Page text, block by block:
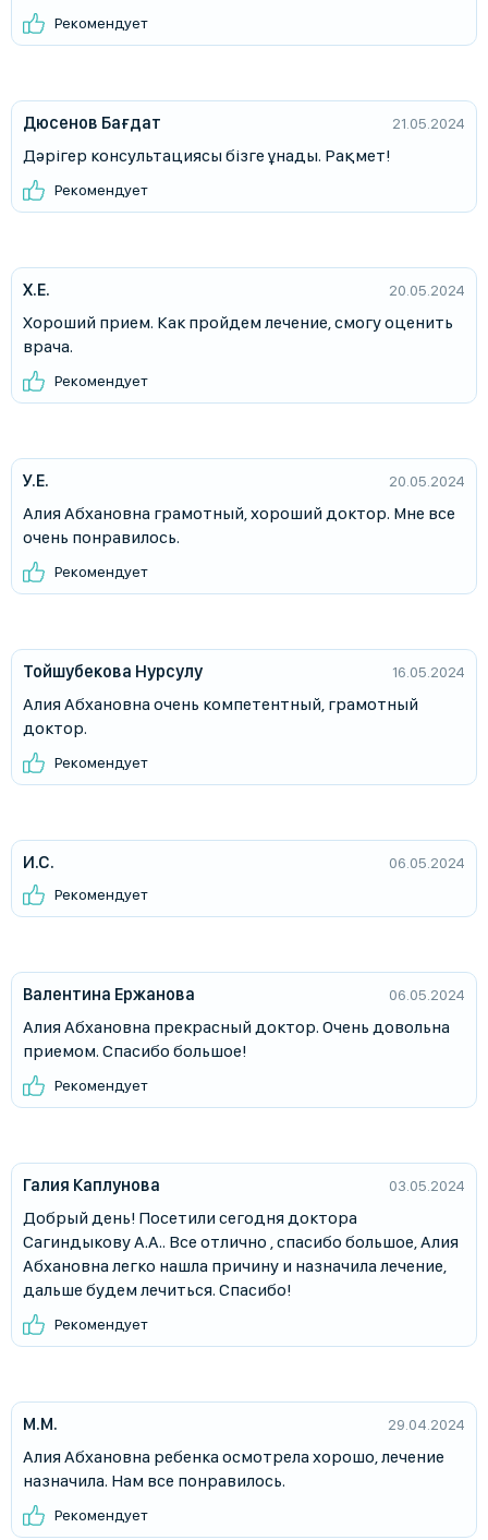
Рекомендует
Дюсенов Бағдат 21.05.2024
Дәрігер консультациясы бізге ұнады. Рақмет!
Рекомендует
Х.Е. 20.05.2024
Хороший прием. Как пройдем лечение, смогу оценить
врача.
Рекомендует
У.Е. 20.05.2024
Алия Абхановна грамотный, хороший доктор. Мне все
очень понравилось.
Рекомендует
Тойшубекова Нурсулу 16.05.2024
Алия Абхановна очень компетентный, грамотный
доктор.
Рекомендует
И.С.
06.05.2024
Рекомендует
Валентина Ержанова 06.05.2024
Алия Абхановна прекрасный доктор. Очень довольна
приемом. Спасибо большое!
Рекомендует
Галия Каплунова 03.05.2024
Добрый день! Посетили сегодня доктора
Сагиндыкову А.А.. Все отлично , спасибо большое, Алия
Абхановна легко нашла причину и назначила лечение,
дальше будем лечиться. Спасибо!
Рекомендует
М.М. 29.04.2024
Алия Абхановна ребенка осмотрела хорошо, лечение
назначила. Нам все понравилось.
Рекомендует